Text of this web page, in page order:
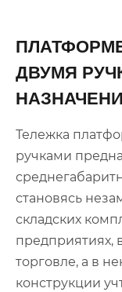
ДВУМЯ
Тележка
ручками
становясь
складских
предприятиях,
торговле, а в
конструкции